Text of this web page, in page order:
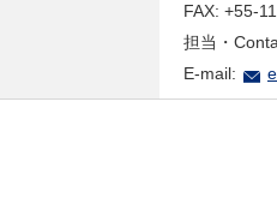
FAX: +55-
担当・
E-mail: